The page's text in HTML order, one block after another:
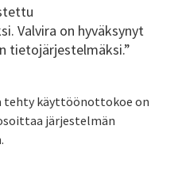
Valvira on hyväksynyt
tietojärjestelmäksi.”
tehty käyttöönottokoe on
järjestelmän